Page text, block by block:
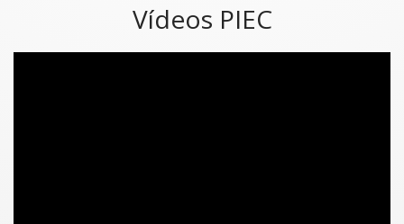
Vídeos PIEC